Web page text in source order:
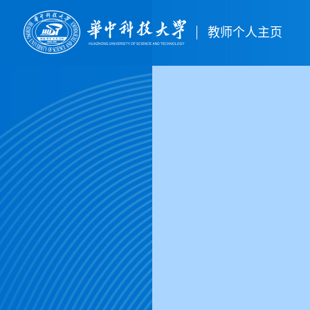
教师个人主页